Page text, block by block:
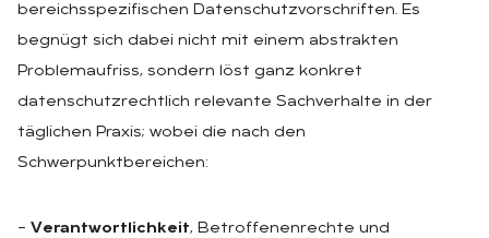
bereichsspezifischen Datenschutzvorschriften. Es
begnügt sich dabei nicht mit einem abstrakten
Problemaufriss, sondern löst ganz konkret
datenschutzrechtlich relevante Sachverhalte in der
täglichen Praxis; wobei die nach den
Schwerpunktbereichen:
– Verantwortlichkeit, Betroffenenrechte und